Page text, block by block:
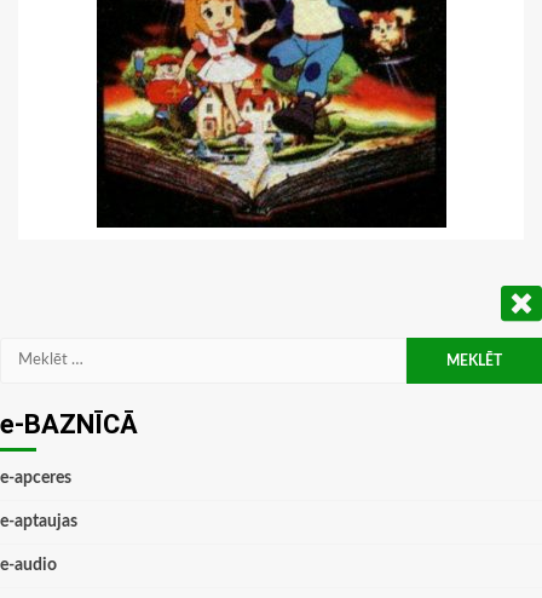
Meklēt:
e-BAZNĪCĀ
e-apceres
e-aptaujas
e-audio